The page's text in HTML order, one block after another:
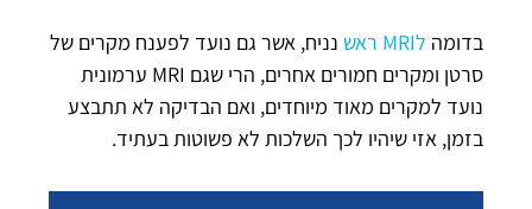
בדומה לMRI ראש
נניח, אשר גם נועד לפענח מקרים של
סרטן ומקרים חמורים אחרים, הרי שגם MRI ערמונית
נועד למקרים מאוד מיוחדים, ואם הבדיקה לא תתבצע
בזמן, אזי שיהיו לכך השלכות לא פשוטות בעתיד.